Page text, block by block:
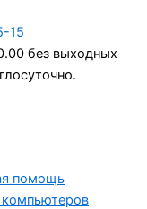
15
без выходных
помощь